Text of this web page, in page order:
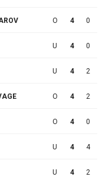
O 4 0
U 4 0
U 4 2
O 4 2
O 4 0
U 4 4
U 4 2